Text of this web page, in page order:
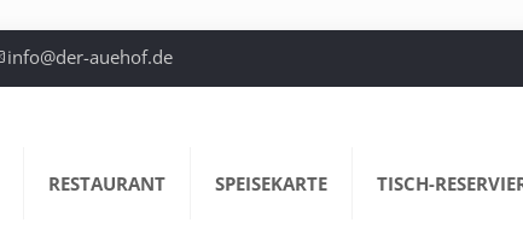
info@der-auehof.de
RESTAURANT SPEISEKARTE TISCH-